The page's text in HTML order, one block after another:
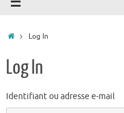
Log In
Log In
Identifiant ou adresse e-mail